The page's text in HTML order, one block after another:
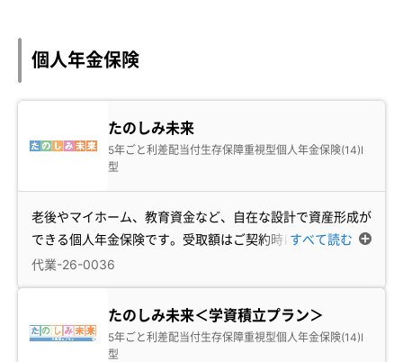
個人年金保険
たのしみ未来
5年ごと利差配当付生存保障重視型個人年金保険(14)Ⅰ
型
老後やマイホーム、教育資金など、自在な設計で資産形成が
できる個人年金保険です。受取額はご契約時に円建…
すべて読む
代業-26-0036
たのしみ未来＜学資積立プラン＞
5年ごと利差配当付生存保障重視型個人年金保険(14)Ⅰ
型